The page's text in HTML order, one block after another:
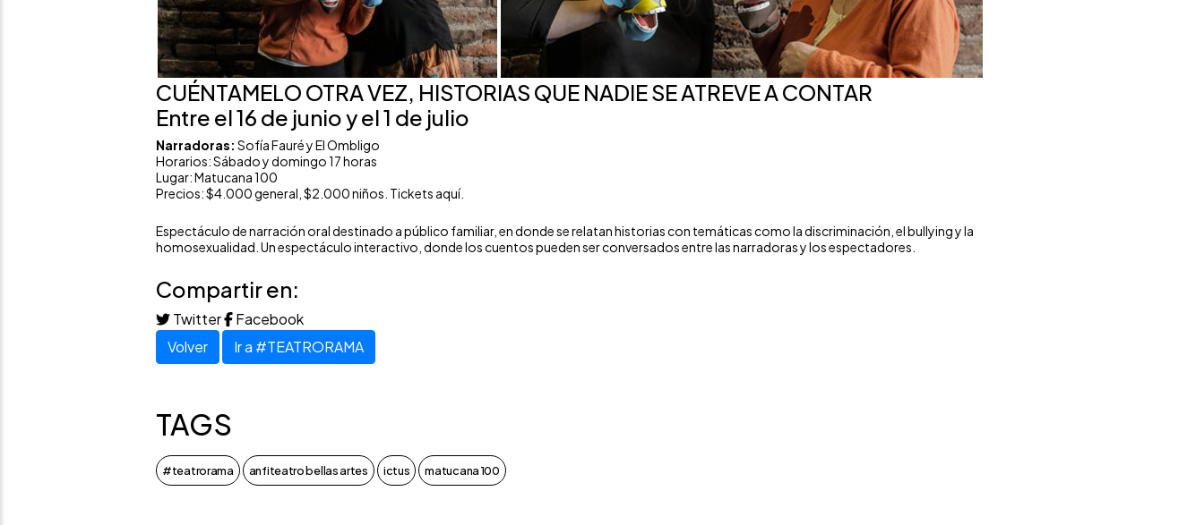
CUÉNTAMELO OTRA VEZ, HISTORIAS QUE NADIE SE ATREVE A CONTAR
Entre el 16 de junio y el 1 de julio
Narradoras: Sofía Fauré y El Ombligo
Horarios: Sábado y domingo 17 horas
Lugar: Matucana 100
Precios: $4.000 general, $2.000 niños. Tickets aquí.
Espectáculo de narración oral destinado a público familiar, en donde se relatan historias con temáticas como la discriminación, el bullying y la
homosexualidad. Un espectáculo interactivo, donde los cuentos pueden ser conversados entre las narradoras y los espectadores.
Compartir en:
Twitter
Facebook
Volver
Ir a #TEATRORAMA
TAGS
#teatrorama anfiteatro bellas artes ictus matucana 100